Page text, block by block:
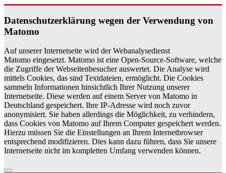
Da­ten­schutz­er­klä­rung wegen der Ver­wen­dung von
Ma­to­mo
Auf unserer Internetseite wird der Webanalysedienst
Matomo eingesetzt. Matomo ist eine Open-Source-Software, welche
die Zugriffe der Webseitenbesucher auswertet. Die Analyse wird
mittels Cookies, das sind Textdateien, ermöglicht. Die Cookies
sammeln Informationen hinsichtlich Ihrer Nutzung unserer
Internetseite. Diese werden auf einem Server von Matomo in
Deutschland gespeichert. Ihre IP-Adresse wird noch zuvor
anonymisiert. Sie haben allerdings die Möglichkeit, zu verhindern,
dass Cookies von Matomo auf Ihrem Computer gespeichert werden.
Hierzu müssen Sie die Einstellungen an Ihrem Internetbrowser
entsprechend modifizieren. Dies kann dazu führen, dass Sie unsere
Internetseite nicht im kompletten Umfang verwenden können.